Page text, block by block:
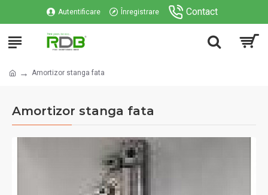
Autentificare Înregistrare Contact
Amortizor stanga fata
Amortizor stanga fata